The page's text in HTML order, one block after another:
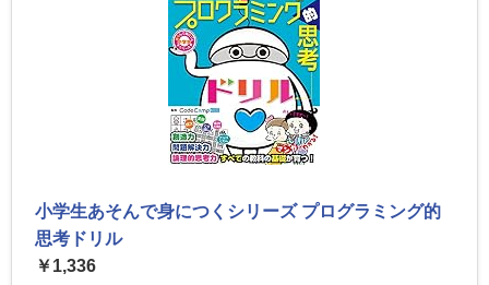
小学生あそんで身につくシリーズ プログラミング的
思考ドリル
￥1,336